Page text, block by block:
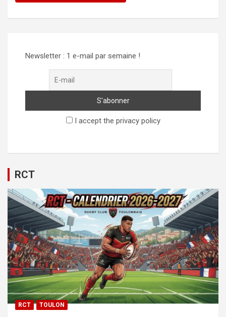
Newsletter : 1 e-mail par semaine !
I accept the privacy policy
RCT
RCT TOULON